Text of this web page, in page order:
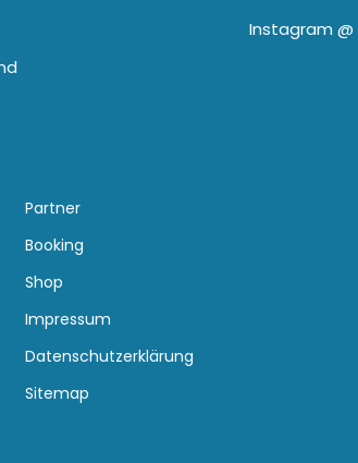
Instagram @
Partner
Booking
Shop
Impressum
Datenschutzerklärung
Sitemap